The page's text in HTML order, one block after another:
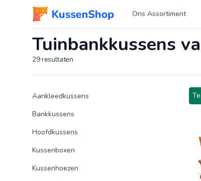
Logo www.kussenshop.nl Ons Assortiment
Tuinbankkussens
29resultaten
Producten
Product categorieën
Aankleedkussens
Bankkussens
Hoofdkussens
Kussenboxen
Kussenhoezen